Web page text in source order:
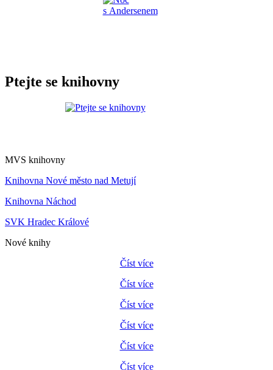
Ptejte se knihovny
MVS knihovny
Knihovna Nové město nad Metují
Knihovna Náchod
SVK Hradec Králové
Nové knihy
Číst více
Číst více
Číst více
Číst více
Číst více
Číst více